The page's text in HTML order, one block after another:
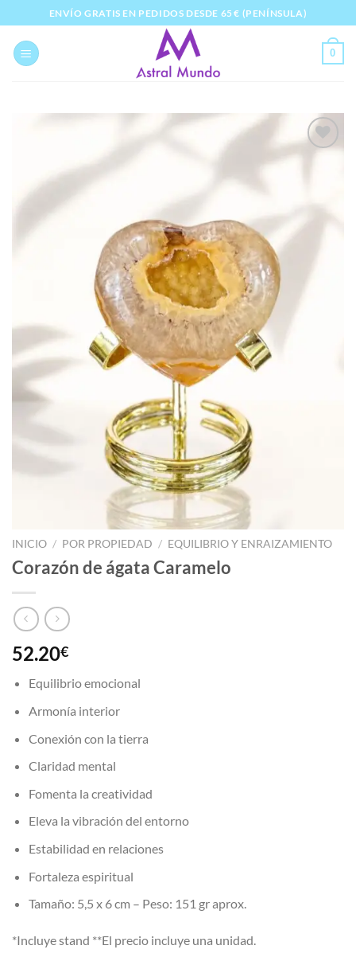
al
contenido
ENVÍO GRATIS EN PEDIDOS DESDE 65 € (PENÍNSULA)
0
de
INICIO / POR PROPIEDAD / EQUILIBRIO Y ENRAIZAMIENTO
Corazón de ágata Caramelo
52.20€
Equilibrio emocional
Armonía interior
Conexión con la tierra
Claridad mental
Fomenta la creatividad
Eleva la vibración del entorno
Estabilidad en relaciones
Fortaleza espiritual
Tamaño: 5,5 x 6 cm – Peso: 151 gr aprox.
*Incluye stand **El precio incluye una unidad.